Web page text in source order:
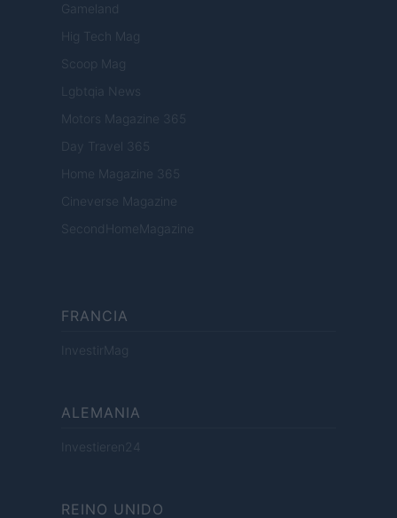
Gameland
Hig Tech Mag
Scoop Mag
Lgbtqia News
Motors Magazine 365
Day Travel 365
Home Magazine 365
Cineverse Magazine
SecondHomeMagazine
FRANCIA
InvestirMag
ALEMANIA
Investieren24
REINO UNIDO